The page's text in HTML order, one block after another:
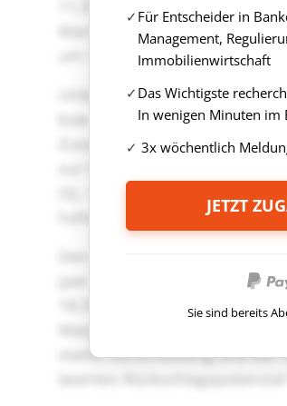
Für Entscheider in
Management,
Immobilienwirtschaft
Das Wichtigste
In wenigen Minuten im
3x wöchentlich
JETZT
Sie sind bereits